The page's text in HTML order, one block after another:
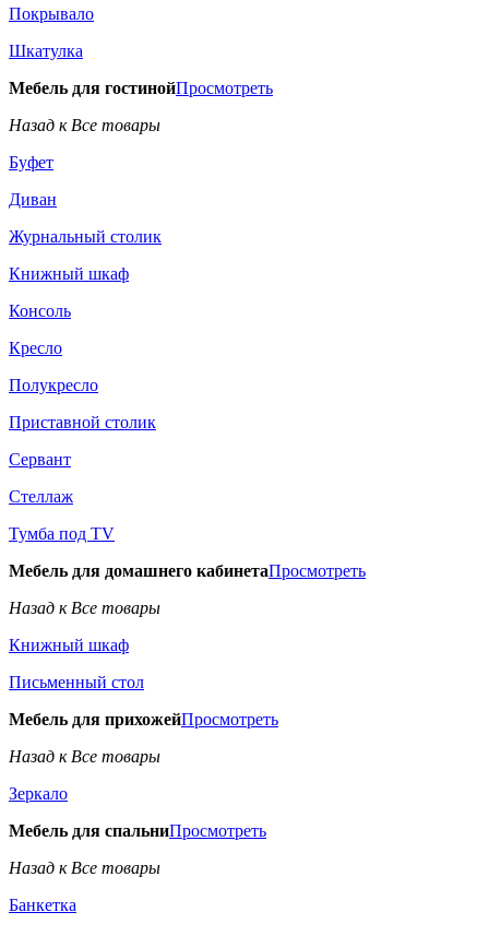
Покрывало
Шкатулка
Мебель для гостинойПросмотреть
Назад к Все товары
Буфет
Диван
Журнальный столик
Книжный шкаф
Консоль
Кресло
Полукресло
Приставной столик
Сервант
Стеллаж
Тумба под TV
Мебель для домашнего кабинетаПросмотреть
Назад к Все товары
Книжный шкаф
Письменный стол
Мебель для прихожейПросмотреть
Назад к Все товары
Зеркало
Мебель для спальниПросмотреть
Назад к Все товары
Банкетка